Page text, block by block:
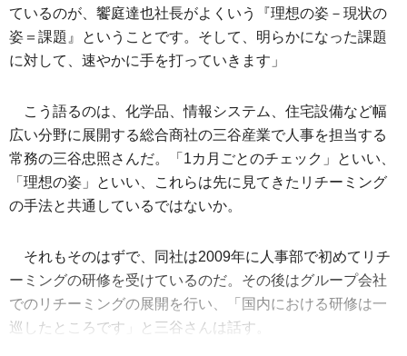
ているのが、饗庭達也社長がよくいう『理想の姿－現状の
姿＝課題』ということです。そして、明らかになった課題
に対して、速やかに手を打っていきます」
こう語るのは、化学品、情報システム、住宅設備など幅
広い分野に展開する総合商社の三谷産業で人事を担当する
常務の三谷忠照さんだ。「1カ月ごとのチェック」といい、
「理想の姿」といい、これらは先に見てきたリチーミング
の手法と共通しているではないか。
それもそのはずで、同社は2009年に人事部で初めてリチ
ーミングの研修を受けているのだ。その後はグループ会社
でのリチーミングの展開を行い、「国内における研修は一
巡したところです」と三谷さんは話す。